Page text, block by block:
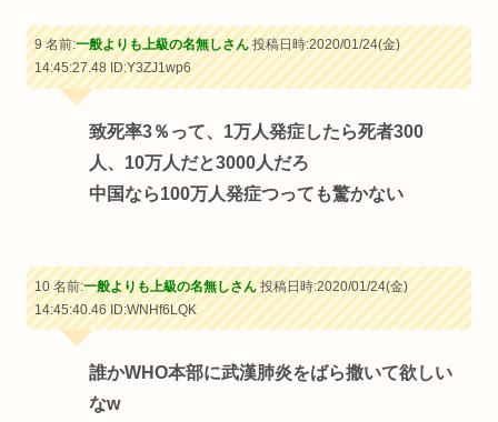
9 名前:一般よりも上級の名無しさん投稿日時:2020/01/24(金)
14:45:27.48ID:Y3ZJ1wp6
致死率3％って、1万人発症したら死者300
人、10万人だと3000人だろ
中国なら100万人発症つっても驚かない
10 名前:一般よりも上級の名無しさん投稿日時:2020/01/24(金)
14:45:40.46ID:WNHf6LQK
誰かWHO本部に武漢肺炎をばら撒いて欲しい
なw